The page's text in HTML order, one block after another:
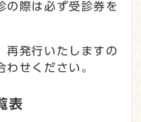
の際は必ず受診券を
再発行いたしますの
わせください。
表